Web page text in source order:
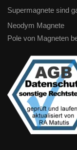
Supermagnete sind
Neodym Magnete
Pole von Magneten